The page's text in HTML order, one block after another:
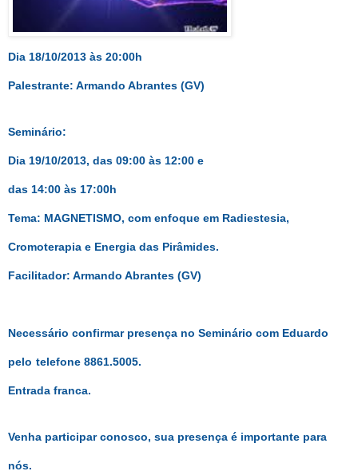
Dia 18/10/2013 às 20:00h
Palestrante: Armando Abrantes (GV)
Seminário:
Dia 19/10/2013, das 09:00 às 12:00 e
das 14:00 às 17:00h
Tema: MAGNETISMO, com enfoque em Radiestesia,
Cromoterapia e Energia das Pirâmides.
Facilitador: Armando Abrantes (GV)
Necessário confirmar presença no Seminário com Eduardo
pelo telefone 8861.5005.
Entrada franca.
Venha participar conosco, sua presença é importante para
nós.